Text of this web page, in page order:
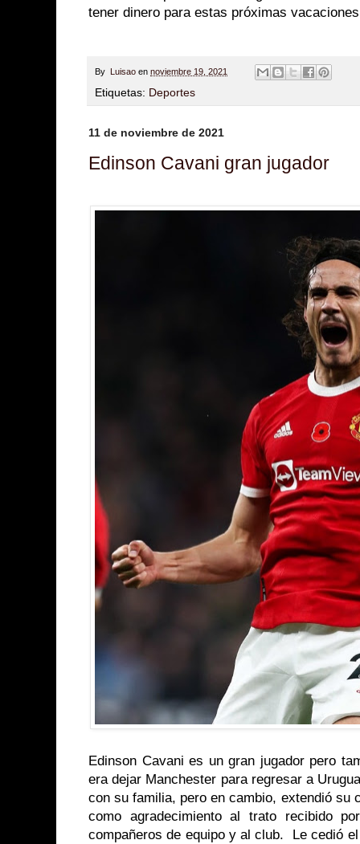
tener dinero para estas próximas
By Luisao en noviembre 19, 2021
Etiquetas: Deportes
11 de noviembre de 2021
Edinson Cavani gran jugador
Edinson Cavani es un gran jugador pero
era dejar Manchester para regresar a
con su familia, pero en cambio, extendió su
como agradecimiento al trato recibido
compañeros de equipo y al club. Le cedió